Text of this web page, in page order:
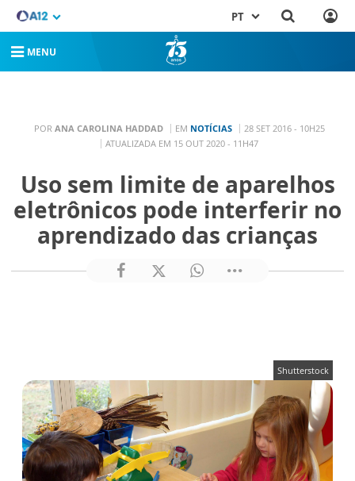
PT
MENU
POR ANA CAROLINA HADDAD EM NOTÍCIAS
28 SET 2016 - 10H25
ATUALIZADA EM 15 OUT 2020 - 11H47
Uso sem limite de aparelhos
eletrônicos pode interferir no
aprendizado das crianças
Shutterstock